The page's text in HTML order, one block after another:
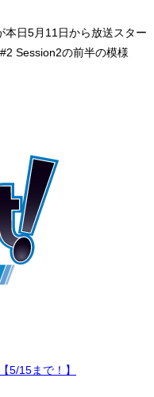
本日5月11日から放送スター
Session2の前半の模様
15まで！】